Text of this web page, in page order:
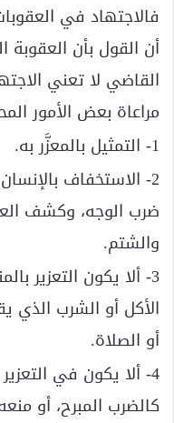
فالاجتهاد في
أن القول بأن العقوبة
القاضي لا تعني
مراعاة بعض الأمور
1- التمثيل بالمعزَّر به.
2- الاستخفاف
ضرب الوجه، وكشف
والشتم.
3- ألا يكون التعزير
الأكل أو الشرب الذي
أو الصلاة.
4- ألا يكون في
كالضرب المبرح، أو